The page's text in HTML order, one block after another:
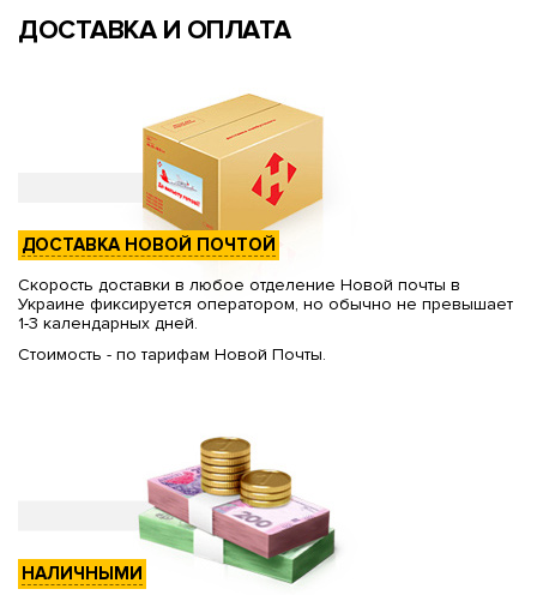
ДОСТАВКА И ОПЛАТА
ДОСТАВКА НОВОЙ ПОЧТОЙ
Скорость доставки в любое отделение Новой почты в
Украине фиксируется оператором, но обычно не превышает
1-3 календарных дней.
Стоимость - по тарифам Новой Почты.
НАЛИЧНЫМИ